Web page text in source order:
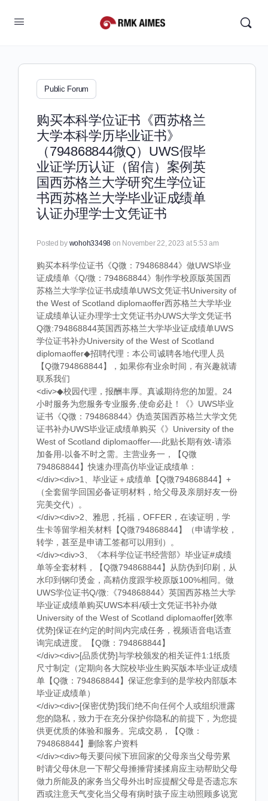
Public Forum
购买本科学位证书《西苏格兰
大学本科学历毕业证书》
（794868844微Q）UWS假毕
业证学历认证（留信）案例英
国西苏格兰大学研究生学位证
书西苏格兰大学毕业证成绩单
认证办理学士文凭证书
Posted by wohoh33498 on November 22, 2023 at 5:53 am
购买本科学位证书《Q微：794868844》做UWS毕业
证成绩单《Q/微：794868844》制作学校原版英国西
苏格兰大学学位证书成绩单UWS文凭证书University of
the West of Scotland diplomaoffer西苏格兰大学毕业
证成绩单认证办理学士文凭证书办UWS大学文凭证书
Q微:794868844英国西苏格兰大学毕业证成绩单UWS
学位证书补办University of the West of Scotland
diplomaoffer◆招聘代理：本公司诚聘各地代理人员
【Q微794868844】，如果你有业余时间，有兴趣就请
联系我们
<div>◆校园代理，报酬丰厚。真诚期待您的加盟。24
小时服务为您服务专业服务,使命必赴！《》UWS毕业
证书《Q微：794868844》伪造英国西苏格兰大学文凭
证书补办UWS毕业证成绩单购买《》University of the
West of Scotland diplomaoffer—-此贴长期有效-请添
加备用-以备不时之需。主营业务一，【Q微
794868844】快速办理高仿毕业证成绩单：
</div><div>1、毕业证＋成绩单【Q微794868844】+
（全套留学回国必备证明材料，给父母及亲朋好友一份
完美交代）。
</div><div>2、雅思，托福，OFFER，在读证明，学
生卡等留学相关材料【Q微794868844】（申请学校，
转学，甚至是申请工签都可以用到）。
</div><div>3、《本科学位证书经营部》毕业证#成绩
单等全套材料，【Q微794868844】从防伪到印刷，从
水印到钢印烫金，高精仿度跟学校原版100%相同。做
UWS学位证书Q/微:《794868844》英国西苏格兰大学
毕业证成绩单购买UWS本科/硕士文凭证书补办做
University of the West of Scotland diplomaoffer[效率
优势]保证在约定的时间内完成任务，视频语音电话查
询完成进度。【Q微：794868844】
</div><div>[品质优势]与学校颁发的相关证件1:1纸质
尺寸制定（定期向各大院校毕业生购买版本毕业证成绩
单【Q微：794868844】保证您拿到的是学校内部版本
毕业证成绩单）
</div><div>[保密优势]我们绝不向任何个人或组织泄露
您的隐私，致力于在充分保护你隐私的前提下，为您提
供更优质的体验和服务。完成交易，【Q微：
794868844】删除客户资料
</div><div>每天要问候下班回家的父母亲当父母劳累
时请父母休息一下帮父母捶捶背揉揉肩应主动帮助父母
做力所能及的家务当父母外出时应提醒父母是否遗忘东
西或注意天气变化当父母有病时孩子应主动照顾多说宽